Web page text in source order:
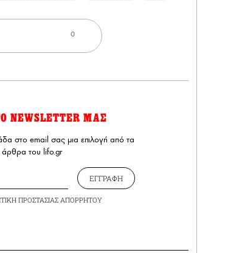
0
NEWSLETTER ΜΑΣ
στο email σας μια επιλογή από τα
άρθρα του lifo.gr
ΕΓΓΡΑΦΗ
ΠΡΟΣΤΑΣΙΑΣ ΑΠΟΡΡΗΤΟΥ